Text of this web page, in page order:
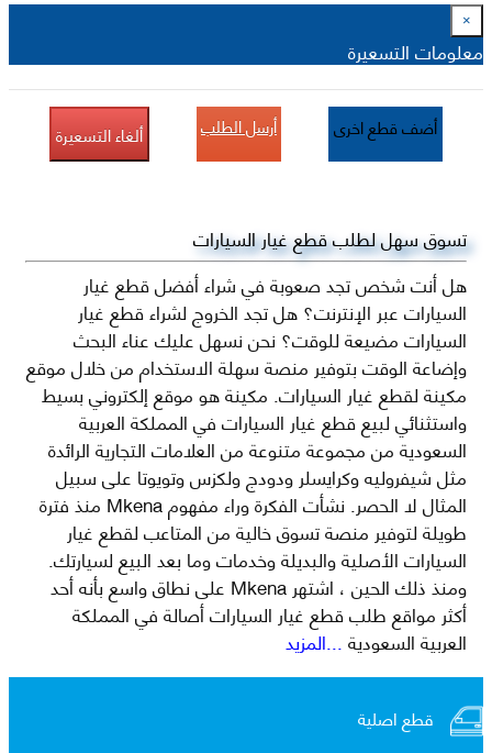
×
معلومات التسعيرة
أضف قطع اخرى أرسل الطلب ألغاء التسعيرة
تسوق سهل لطلب قطع غيار السيارات
هل أنت شخص تجد صعوبة في شراء أفضل قطع غيار
السيارات عبر الإنترنت؟ هل تجد الخروج لشراء قطع غيار
السيارات مضيعة للوقت؟ نحن نسهل عليك عناء البحث
وإضاعة الوقت بتوفير منصة سهلة الاستخدام من خلال موقع
مكينة لقطع غيار السيارات. مكينة هو موقع إلكتروني بسيط
واستثنائي لبيع قطع غيار السيارات في المملكة العربية
السعودية من مجموعة متنوعة من العلامات التجارية الرائدة
مثل شيفروليه وكرايسلر ودودج ولكزس وتويوتا على سبيل
المثال لا الحصر. نشأت الفكرة وراء مفهوم Mkena منذ فترة
طويلة لتوفير منصة تسوق خالية من المتاعب لقطع غيار
السيارات الأصلية والبديلة وخدمات وما بعد البيع لسيارتك.
ومنذ ذلك الحين ، اشتهر Mkena على نطاق واسع بأنه أحد
أكثر مواقع طلب قطع غيار السيارات أصالة في المملكة
العربية السعودية...المزيد
قطع اصلية